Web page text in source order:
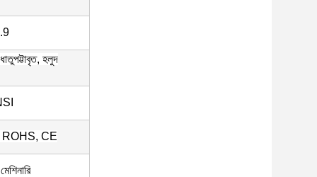
হলুদ
ROHS, CE